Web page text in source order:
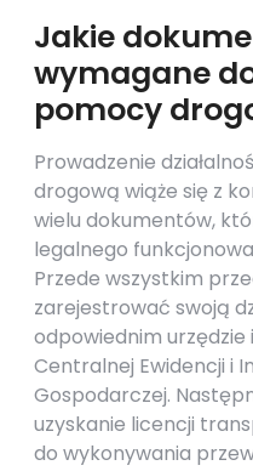
Jakie
wymagane
pomocy
Prowadzenie
drogową wiąże się z
wielu dokumentów,
legalnego
Przede wszystkim
zarejestrować swoją
odpowiednim urzędzie
Centralnej Ewidencji i
Gospodarczej.
uzyskanie licencji
do wykonywania